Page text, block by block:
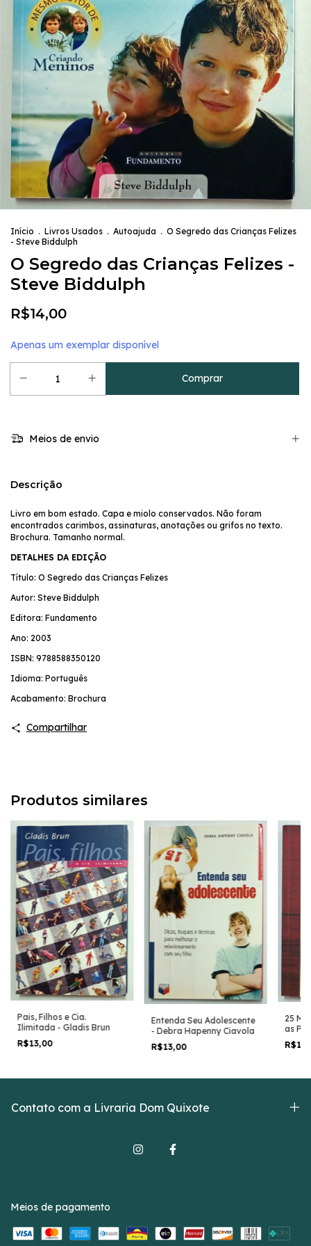
Início . Livros Usados . Autoajuda . O Segredo das Crianças Felizes
- Steve Biddulph
O Segredo das Crianças Felizes -
Steve Biddulph
R$14,00
Apenas um exemplar disponível
Meios de envio
Descrição
Livro em bom estado. Capa e miolo conservados. Não foram
encontrados carimbos, assinaturas, anotações ou grifos no texto.
Brochura. Tamanho normal.
DETALHES DA EDIÇÃO
Título: O Segredo das Crianças Felizes
Autor: Steve Biddulph
Editora: Fundamento
Ano: 2003
ISBN: 9788588350120
Idioma: Português
Acabamento: Brochura
Compartilhar
Produtos similares
Pais, Filhos e Cia.
Ilimitada - Gladis Brun
R$13,00
Entenda Seu Adolescente
- Debra Hapenny Ciavola
R$13,00
25
as
Contato com a Livraria Dom Quixote
Meios de pagamento